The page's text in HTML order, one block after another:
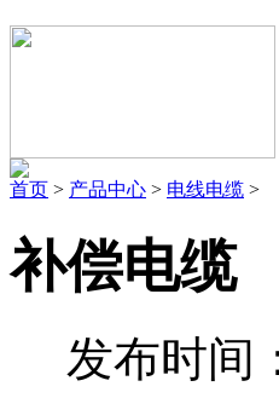
首页 > 产品中心 > 电线电缆 >
补偿电缆
发布时间